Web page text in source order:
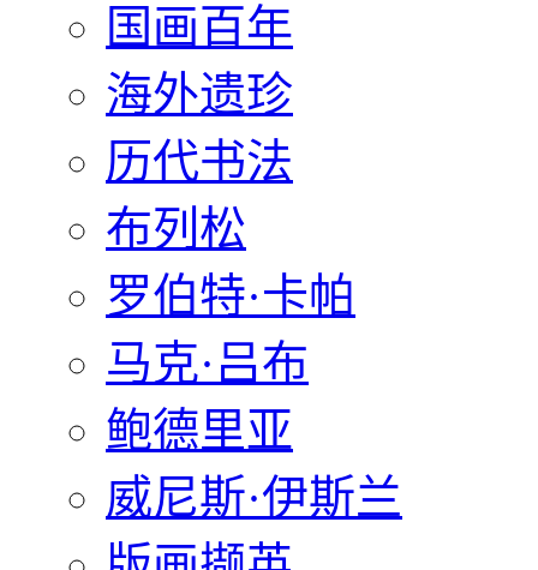
国画百年
海外遗珍
历代书法
布列松
罗伯特·卡帕
马克·吕布
鲍德里亚
威尼斯·伊斯兰